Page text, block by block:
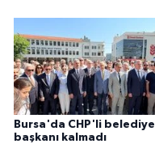
Bursa'da CHP'li belediye
başkanı kalmadı